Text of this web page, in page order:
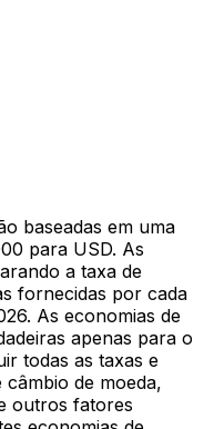
baseadas em uma
para USD. As
a taxa de
fornecidas por cada
As economias de
apenas para o
todas as taxas e
de moeda,
outros fatores